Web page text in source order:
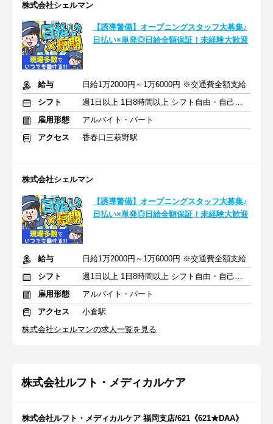
株式会社シェルマン
【誘導警備】オープニングスタッフ大募集♪
日払い×単発◎日給全額保証！未経験大歓迎
給与
日給1万2000円～1万6000円 ※交通費全額支給
シフト
週1日以上 1日8時間以上 シフト自由・自己申告
雇用形態
アルバイト・パート
アクセス
香春口三萩野駅
株式会社シェルマン
【誘導警備】オープニングスタッフ大募集♪
日払い×単発◎日給全額保証！未経験大歓迎
給与
日給1万2000円～1万6000円 ※交通費全額支給
シフト
週1日以上 1日8時間以上 シフト自由・自己申告
雇用形態
アルバイト・パート
アクセス
小倉駅
株式会社シェルマンの求人一覧を見る
株式会社ルフト・メディカルケア
株式会社ルフト・メディカルケア 福岡支店/621《621★DAA》